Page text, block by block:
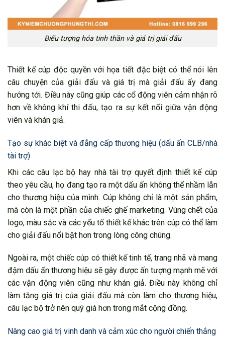
Biểu tượng hóa tinh thần và giá trị giải đấu
Thiết kế cúp độc quyền với họa tiết đặc biệt có thể nói lên
câu chuyện của giải đấu và giá trị mà giải đấu ấy đang
hướng tới. Điều này cũng giúp các cổ động viên cảm nhận rõ
hơn về không khí thi đấu, tạo ra sự kết nối giữa vận động
viên và khán giả.
Tạo sự khác biệt và đẳng cấp thương hiệu (dấu ấn CLB/nhà
tài trợ)
Khi các câu lạc bộ hay nhà tài trợ quyết định thiết kế cúp
theo yêu cầu, họ đang tạo ra một dấu ấn không thể nhầm lẫn
cho thương hiệu của mình. Cúp không chỉ là một sản phẩm,
mà còn là một phần của chiếc ghế marketing. Vùng chết của
logo, màu sắc và các yếu tố thiết kế khác trên cúp có thể làm
cho giải đấu nổi bật hơn trong lòng công chúng.
Ngoài ra, một chiếc cúp có thiết kế tinh tế, trang nhã và mang
đậm dấu ấn thương hiệu sẽ gây được ấn tượng mạnh mẽ với
các vận động viên cũng như khán giả. Điều này không chỉ
làm tăng giá trị của giải đấu mà còn làm cho thương hiệu,
câu lạc bộ trở nên quý giá hơn trong mắt cộng đồng.
Nâng cao giá trị vinh danh và cảm xúc cho người chiến thắng